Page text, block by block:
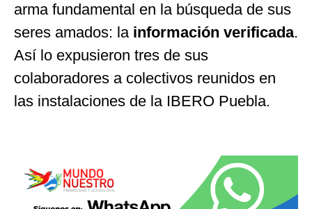
arma fundamental en la búsqueda de sus
seres amados: la información verificada.
Así lo expusieron tres de sus
colaboradores a colectivos reunidos en
las instalaciones de la IBERO Puebla.